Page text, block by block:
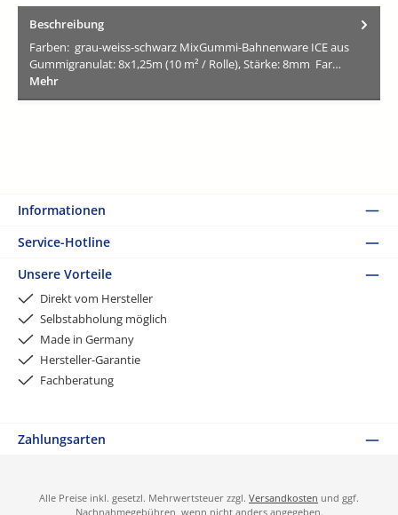
Beschreibung
Farben: grau-weiss-schwarz MixGummi-Bahnenware ICE aus
Gummigranulat: 8x1,25m (10 m² / Rolle), Stärke: 8mm Far…
Mehr
Informationen
Service-Hotline
Unsere Vorteile
Direkt vom Hersteller
Selbstabholung möglich
Made in Germany
Hersteller-Garantie
Fachberatung
Zahlungsarten
Alle Preise inkl. gesetzl. Mehrwertsteuer zzgl. Versandkosten und ggf.
Nachnahmegebühren, wenn nicht anders angegeben.